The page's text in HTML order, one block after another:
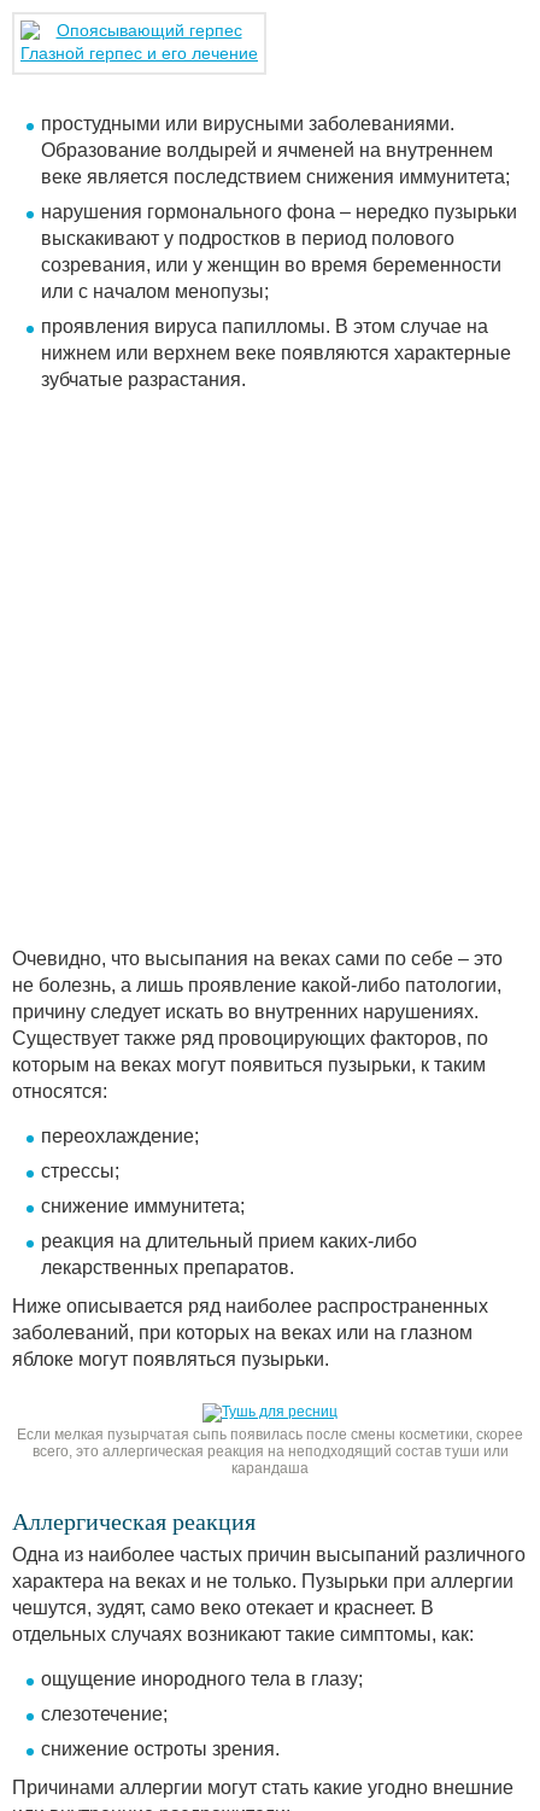
Глазной герпес и его лечение
простудными или вирусными заболеваниями.
Образование волдырей и ячменей на внутреннем
веке является последствием снижения иммунитета;
нарушения гормонального фона – нередко пузырьки
выскакивают у подростков в период полового
созревания, или у женщин во время беременности
или с началом менопузы;
проявления вируса папилломы. В этом случае на
нижнем или верхнем веке появляются характерные
зубчатые разрастания.
Очевидно, что высыпания на веках сами по себе – это
не болезнь, а лишь проявление какой-либо патологии,
причину следует искать во внутренних нарушениях.
Существует также ряд провоцирующих факторов, по
которым на веках могут появиться пузырьки, к таким
относятся:
переохлаждение;
стрессы;
снижение иммунитета;
реакция на длительный прием каких-либо
лекарственных препаратов.
Ниже описывается ряд наиболее распространенных
заболеваний, при которых на веках или на глазном
яблоке могут появляться пузырьки.
Если мелкая пузырчатая сыпь появилась после смены косметики, скорее
всего, это аллергическая реакция на неподходящий состав туши или
карандаша
Аллергическая реакция
Одна из наиболее частых причин высыпаний различного
характера на веках и не только. Пузырьки при аллергии
чешутся, зудят, само веко отекает и краснеет. В
отдельных случаях возникают такие симптомы, как:
ощущение инородного тела в глазу;
слезотечение;
снижение остроты зрения.
Причинами аллергии могут стать какие угодно внешние